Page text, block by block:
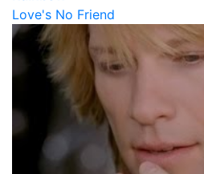
Love's No Friend